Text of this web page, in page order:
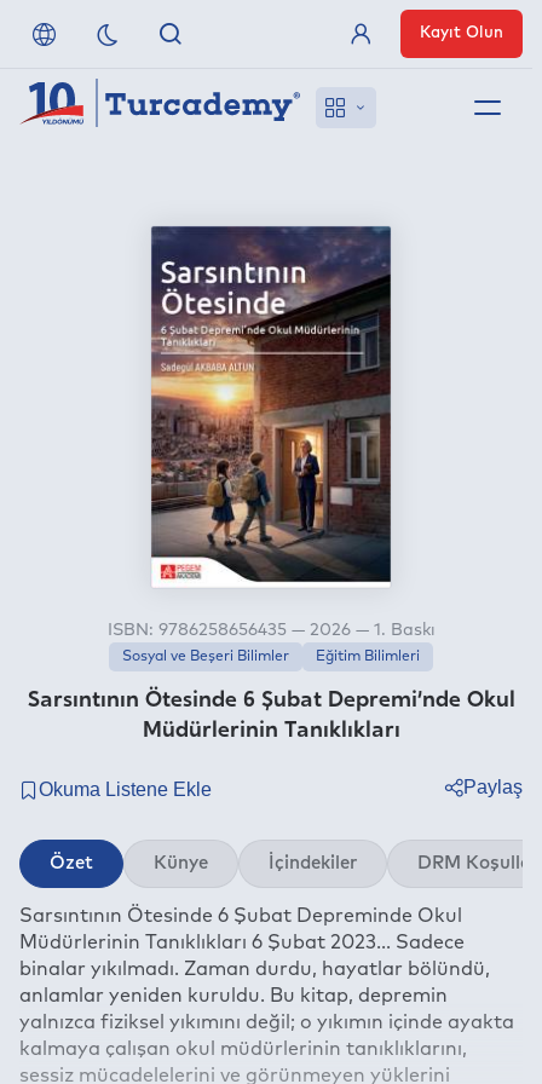
Referanslarımız
Uzaktan Erişim
Nasıl Erişirim
Anlaşmalı Yayınevleri
Üye Girişi
Kayıt Olun
Sarsıntının Ötesinde 6 Şubat Depremi’nde Okul
Müdürlerinin Tanıklıkları
ISBN: 9786258656435 — 2026 — 1. Baskı
Sosyal ve Beşeri Bilimler Eğitim Bilimleri
Paylaş
Twitter
Linkedin
Whatsapp
E-mail
Özet Künye İçindekiler DRM Koşulları
Sarsıntının Ötesinde 6 Şubat Depreminde Okul
Müdürlerinin Tanıklıkları 6 Şubat 2023… Sadece
binalar yıkılmadı. Zaman durdu, hayatlar bölündü,
anlamlar yeniden kuruldu. Bu kitap, depremin
yalnızca fiziksel yıkımını değil; o yıkımın içinde ayakta
kalmaya çalışan okul müdürlerinin tanıklıklarını,
sessiz mücadelelerini ve görünmeyen yüklerini